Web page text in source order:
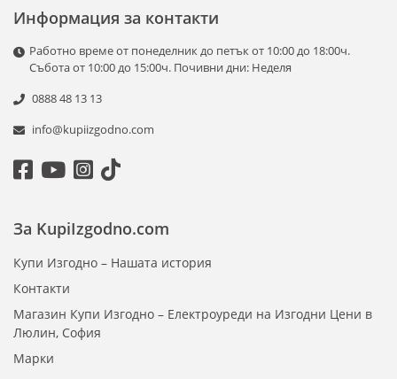
Информация за контакти
Работно време от понеделник до петък от 10:00 до 18:00ч.
Събота от 10:00 до 15:00ч. Почивни дни: Неделя
0888 48 13 13
info@kupiizgodno.com
За KupiIzgodno.com
Купи Изгодно – Нашата история
Контакти
Магазин Купи Изгодно – Електроуреди на Изгодни Цени в
Люлин, София
Марки